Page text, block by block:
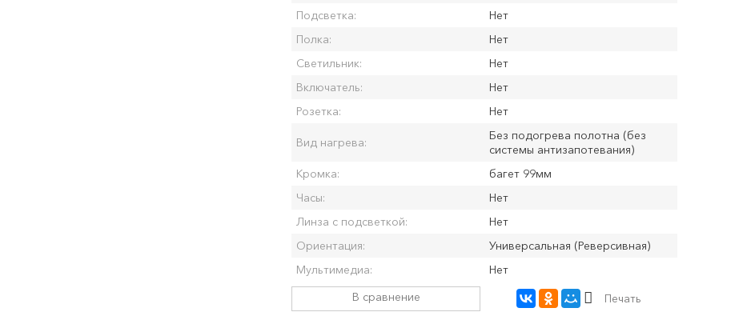
Подсветка:
Нет
Полка:
Нет
Светильник:
Нет
Включатель:
Нет
Розетка:
Нет
Вид нагрева:
Без подогрева полотна (без
системы антизапотевания)
Кромка:
багет 99мм
Часы:
Нет
Линза с подсветкой:
Нет
Ориентация:
Универсальная (Реверсивная)
Мультимедиа:
Нет
В сравнение Печать